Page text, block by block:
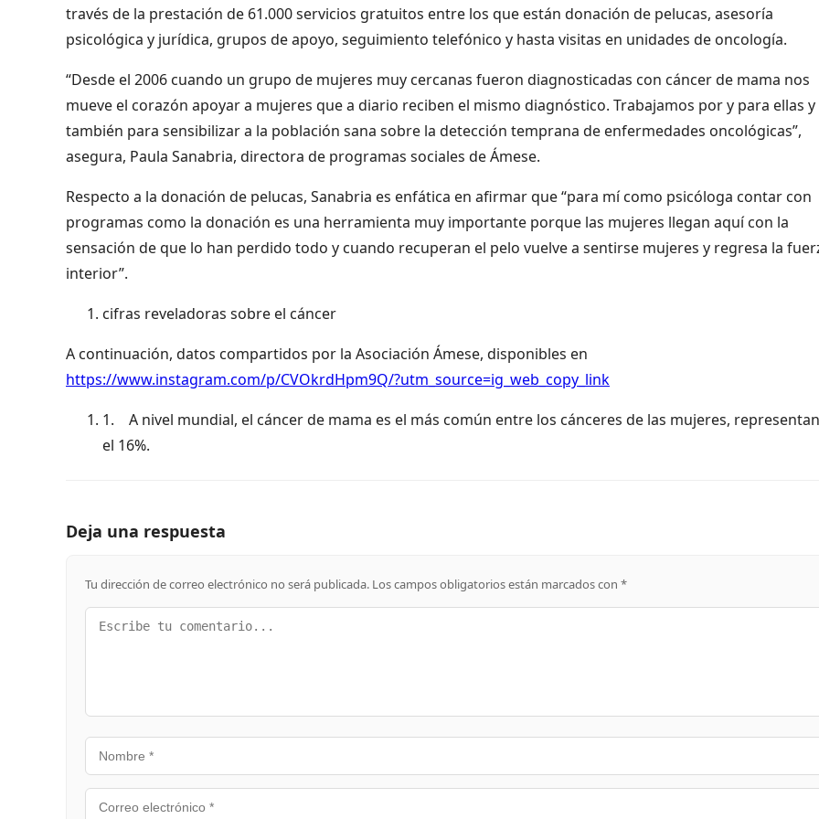
través de la prestación de 61.000 servicios gratuitos entre los que están donación de pelucas, asesoría
psicológica y jurídica, grupos de apoyo, seguimiento telefónico y hasta visitas en unidades de oncología.
“Desde el 2006 cuando un grupo de mujeres muy cercanas fueron diagnosticadas con cáncer de mama nos
mueve el corazón apoyar a mujeres que a diario reciben el mismo diagnóstico. Trabajamos por y para ellas y
también para sensibilizar a la población sana sobre la detección temprana de enfermedades oncológicas”,
asegura, Paula Sanabria, directora de programas sociales deÁmese.
Respecto a la donación de pelucas, Sanabria es enfática en afirmar que “para mí como psicóloga contar con
programas como la donación es una herramienta muy importante porque las mujeres llegan aquí con la
sensación de que lo han perdido todo y cuando recuperan el pelo vuelve a sentirse mujeres y regresa la
interior”.
cifras reveladoras sobre el cáncer
A continuación, datos compartidos por la Asociación Ámese, disponibles en
https://www.instagram.com/p/CVOkrdHpm9Q/?utm_source=ig_web_copy_link
1. A nivel mundial, el cáncer de mama es el más común entre los cánceres de las mujeres,
el 16%.
Deja una respuesta
Tu dirección de correo electrónico no será publicada. Los campos obligatorios están marcados con *